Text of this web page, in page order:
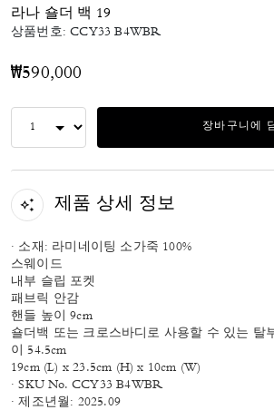
라나 숄더 백 19
상품번호:CCY33 B4WBR
₩590,000
장바구니에
제품 상세 정보
· 소재: 라미네이팅 소가죽 100%
스웨이드
내부 슬립 포켓
패브릭 안감
핸들 높이 9cm
숄더백 또는 크로스바디로 사용할 수 있는 탈
이 54.5cm
19cm (L) x 23.5cm (H) x 10cm (W)
· SKU No. CCY33 B4WBR
· 제조년월: 2025.09